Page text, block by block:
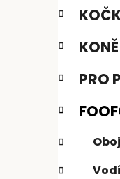
s
r
n
n
í
p
n
e
o
i
KONĚ
PRO